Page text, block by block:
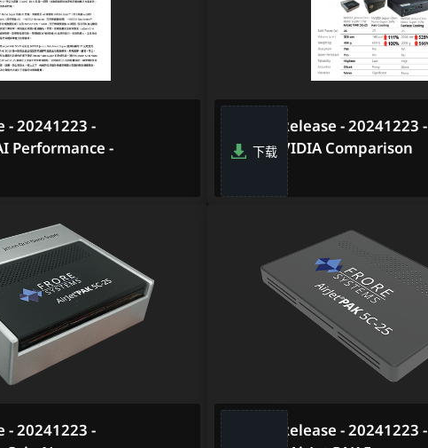
- 20241223 -
Performance -
Media Release - 20241223 -
PDF - NVIDIA Comparison
下载
- 20241223 -
Media Release - 20241223 -